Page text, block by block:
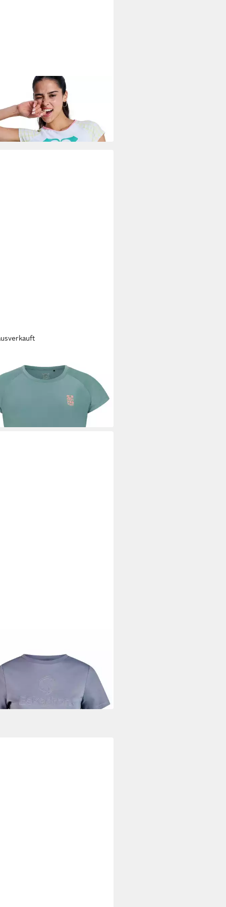
Rash Guard The Swell Crop
UVP50,00 €
€
Sports Damen
€
39,95 €